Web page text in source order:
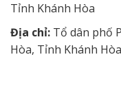
Tỉnh Khánh Hòa
Địa chỉ: Tổ dân phố
Hòa, Tỉnh Khánh Hòa